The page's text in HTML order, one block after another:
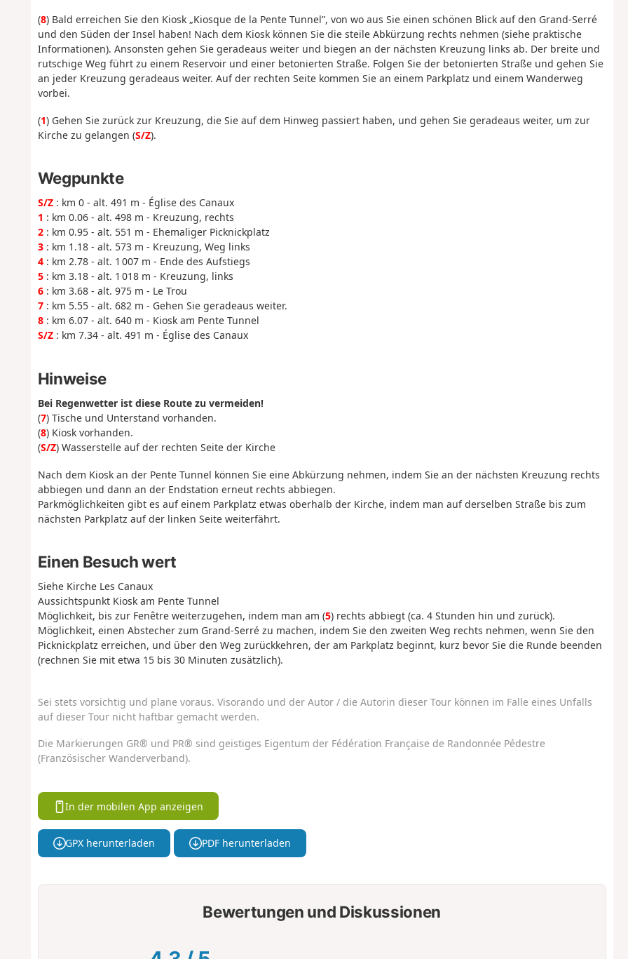
(8) Bald erreichen Sie den Kiosk „Kiosque de la Pente Tunnel”, von wo aus Sie einen schönen Blick auf den Grand-Serré
und den Süden der Insel haben! Nach dem Kiosk können Sie die steile Abkürzung rechts nehmen (siehe praktische
Informationen). Ansonsten gehen Sie geradeaus weiter und biegen an der nächsten Kreuzung links ab. Der breite und
rutschige Weg führt zu einem Reservoir und einer betonierten Straße. Folgen Sie der betonierten Straße und gehen Sie
an jeder Kreuzung geradeaus weiter. Auf der rechten Seite kommen Sie an einem Parkplatz und einem Wanderweg
vorbei.
(1) Gehen Sie zurück zur Kreuzung, die Sie auf dem Hinweg passiert haben, und gehen Sie geradeaus weiter, um zur
Kirche zu gelangen (S/Z).
Wegpunkte
S/Z: km 0 - alt. 491 m - Église des Canaux
1 : km 0.06 - alt. 498 m - Kreuzung, rechts
2: km 0.95 - alt. 551 m - Ehemaliger Picknickplatz
3: km 1.18 - alt. 573 m - Kreuzung, Weg links
4: km 2.78 - alt. 1 007 m - Ende des Aufstiegs
5: km 3.18 - alt. 1 018 m - Kreuzung, links
6: km 3.68 - alt. 975 m - Le Trou
7: km 5.55 - alt. 682 m - Gehen Sie geradeaus weiter.
8: km 6.07 - alt. 640 m - Kiosk am Pente Tunnel
S/Z: km 7.34 - alt. 491 m - Église des Canaux
Hinweise
Bei Regenwetter ist diese Route zu vermeiden!
(7) Tische und Unterstand vorhanden.
(8) Kiosk vorhanden.
(S/Z) Wasserstelle auf der rechten Seite der Kirche
Nach dem Kiosk an der Pente Tunnel können Sie eine Abkürzung nehmen, indem Sie an der nächsten Kreuzung rechts
abbiegen und dann an der Endstation erneut rechts abbiegen.
Parkmöglichkeiten gibt es auf einem Parkplatz etwas oberhalb der Kirche, indem man auf derselben Straße bis zum
nächsten Parkplatz auf der linken Seite weiterfährt.
Einen Besuch wert
Siehe Kirche Les Canaux
Aussichtspunkt Kiosk am Pente Tunnel
Möglichkeit, bis zur Fenêtre weiterzugehen, indem man am (5) rechts abbiegt (ca. 4 Stunden hin und zurück).
Möglichkeit, einen Abstecher zum Grand-Serré zu machen, indem Sie den zweiten Weg rechts nehmen, wenn Sie den
Picknickplatz erreichen, und über den Weg zurückkehren, der am Parkplatz beginnt, kurz bevor Sie die Runde beenden
(rechnen Sie mit etwa 15 bis 30 Minuten zusätzlich).
Sei stets vorsichtig und plane voraus. Visorando und der Autor / die Autorin dieser Tour können im Falle eines Unfalls
auf dieser Tour nicht haftbar gemacht werden.
Die Markierungen GR® und PR® sind geistiges Eigentum der Fédération Française de Randonnée Pédestre
(Französischer Wanderverband).
In der mobilen App anzeigen
GPX herunterladen PDF herunterladen
Bewertungen und Diskussionen